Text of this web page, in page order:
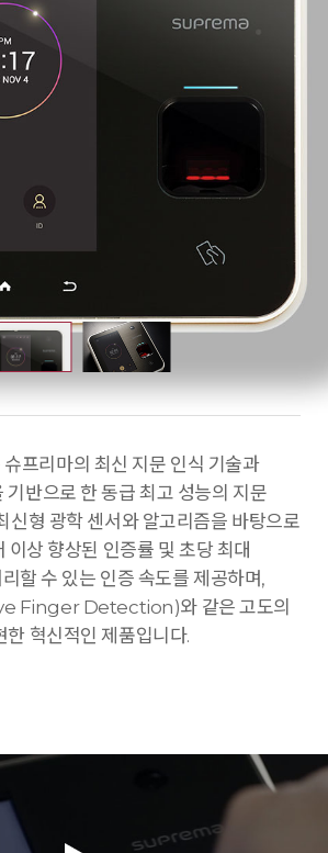
프리마의 최신 지문 인식 기술과
기반으로 한 동급 최고 성능의 지문
신형 광학 센서와 알고리즘을 바탕으로
이상 향상된 인증률 및 초당 최대
할 수 있는 인증 속도를 제공하며,
Finger Detection)와 같은 고도의
한 혁신적인 제품입니다.